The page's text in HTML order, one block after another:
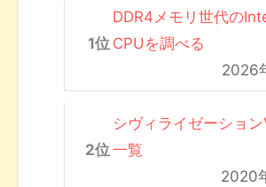
DDR4メモリ世代の
CPUを調べる
2026
シヴィライゼーショ
一覧
2020